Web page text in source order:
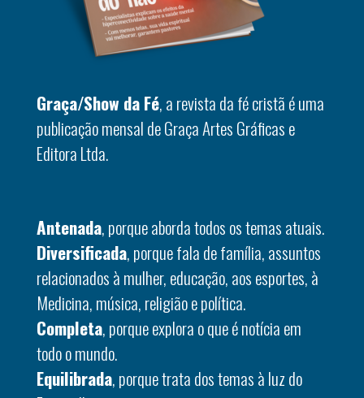
Graça/Show da Fé, a revista da fé cristã é uma
publicação mensal de Graça Artes Gráficas e
Editora Ltda.
Antenada, porque aborda todos os temas atuais.
Diversificada, porque fala de família, assuntos
relacionados à mulher, educação, aos esportes, à
Medicina, música, religião e política.
Completa, porque explora o que é notícia em
todo o mundo.
Equilibrada, porque trata dos temas à luz do